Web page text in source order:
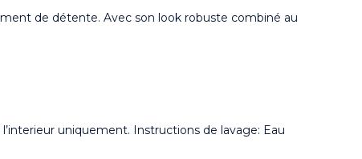
de détente. Avec son look robuste combiné au
uniquement. Instructions de lavage: Eau